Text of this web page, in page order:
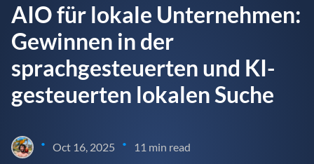
AIO für lokale Unternehmen:
Gewinnen in der
sprachgesteuerten und KI-
gesteuerten lokalen Suche
• Oct 16, 2025 • 11 min read